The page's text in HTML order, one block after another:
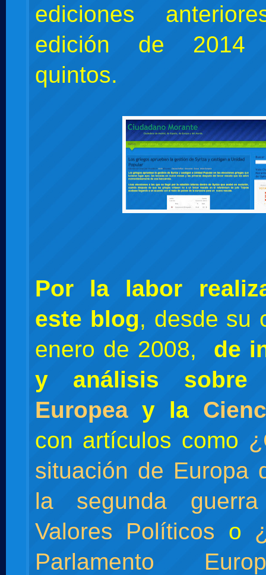
ediciones
edición de 2014
quintos.
Por la labor
este blog, desde su
enero de 2008, de
y análisis
Europeay la
con artículos como
situación de Europa
la segunda guerra
Valores Políticos o
Parlamento